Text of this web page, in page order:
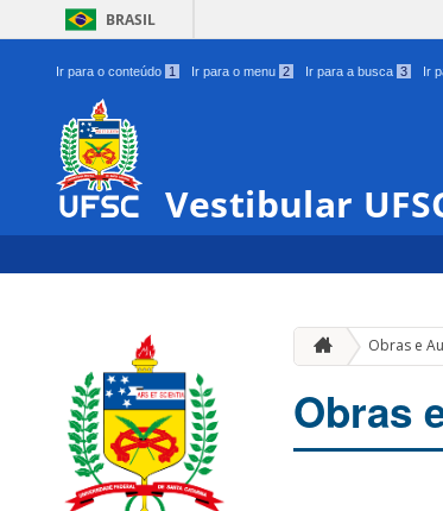
BRASIL
Ir para o conteúdo 1 Ir para o menu 2 Ir para a busca 3 Ir
Vestibular
Obras e
Obras